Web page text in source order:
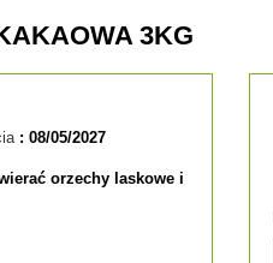
3KG
: 08/05/2027
orzechy laskowe i